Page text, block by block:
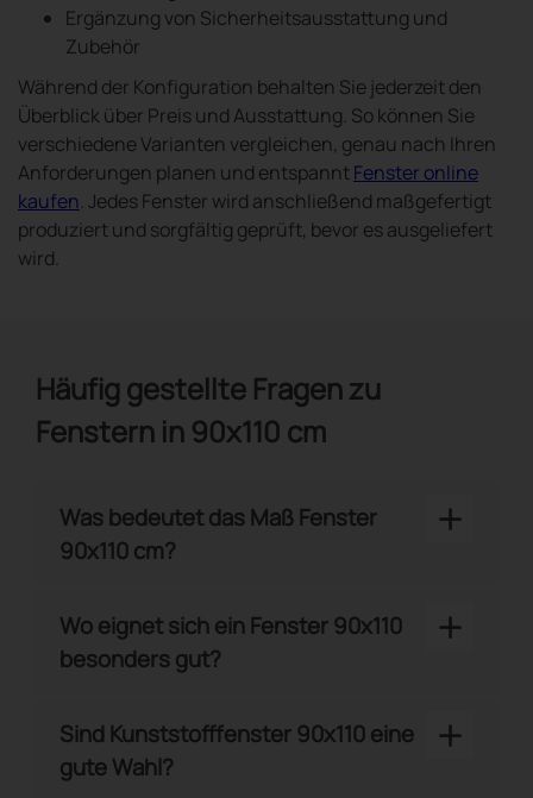
Ergänzung von Sicherheitsausstattung und
Zubehör
Während der Konfiguration behalten Sie jederzeit den
Überblick über Preis und Ausstattung. So können Sie
verschiedene Varianten vergleichen, genau nach Ihren
Anforderungen planen und entspanntFenster online
kaufen. Jedes Fenster wird anschließend maßgefertigt
produziert und sorgfältig geprüft, bevor es ausgeliefert
wird.
Häufig gestellte Fragen zu
Fenstern in 90x110 cm
Was bedeutet das Maß Fenster
90x110 cm?
+
Wo eignet sich ein Fenster 90x110
besonders gut?
+
Sind Kunststofffenster 90x110 eine
gute Wahl?
+